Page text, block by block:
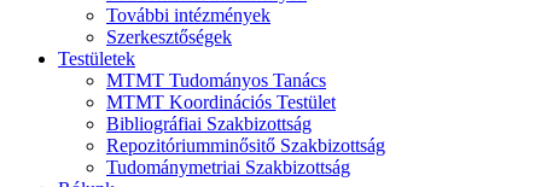
További intézmények
Szerkesztőségek
Testületek
MTMT Tudományos Tanács
MTMT Koordinációs Testület
Bibliográfiai Szakbizottság
Repozitóriumminősitő Szakbizottság
Tudománymetriai Szakbizottság